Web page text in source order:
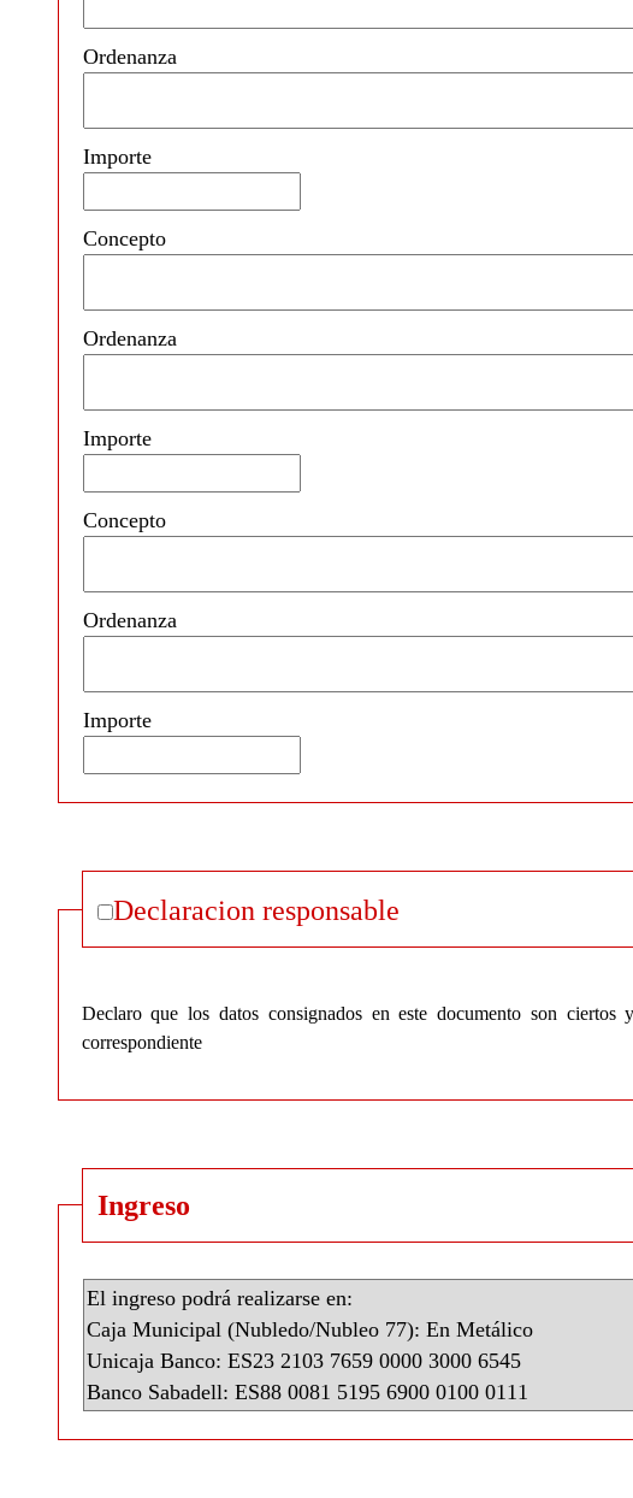
Ordenanza
Importe
Concepto
Ordenanza
Importe
Concepto
Ordenanza
Importe
Declaracion responsable
Declaro que los datos consignados en este documento son
correspondiente
Ingreso